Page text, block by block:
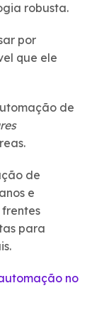
robusta.
por
que ele
de
de
e
para
no